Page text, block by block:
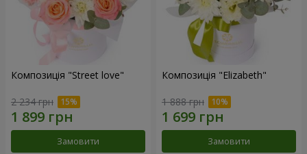
Композиція "Street love"
2 234 грн
Замовити
Композиція "Elizabeth"
1 888 грн
Замовити